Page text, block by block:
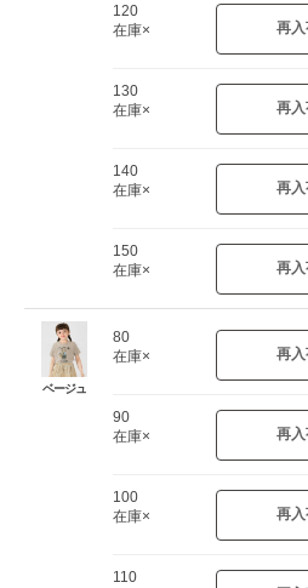
120
在庫×
再
130
在庫×
再
140
在庫×
再
150
在庫×
再
ベージュ
80
在庫×
再
90
在庫×
再
100
在庫×
再
110